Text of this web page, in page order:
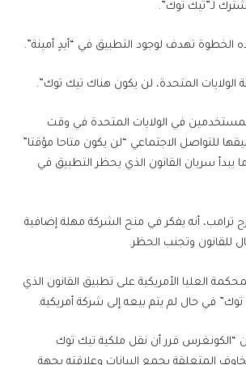
لـ”تيك توك”.
الخطوة تهدف لوجود التطبيق في “أيدٍ أمينة”.
الولايات المتحدة، لن يكون هناك تيك توك”.
في الولايات المتحدة في وقت
للتواصل الاجتماعي “لن يكون متاحا مؤقتا”
يبدأ سريان القانون الذي يحظر التطبيق في
أنه يفكر في منح الشركة مهلة إضافية
العليا الأمريكية على تطبيق القانون الذي
في حال لم يتم بيعه إلى شركة أمريكية.
قرر أن نقل ملكية تيك توك
المتعلقة بجمع البيانات وعلاقته بجهة